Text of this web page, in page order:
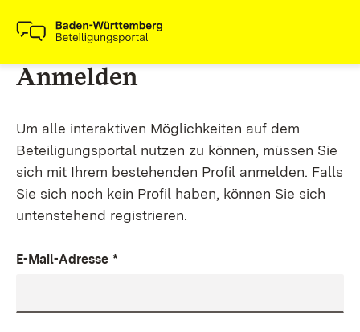
Anmelden
Um alle interaktiven Möglichkeiten auf dem
Beteiligungsportal nutzen zu können, müssen Sie
sich mit Ihrem bestehenden Profil anmelden. Falls
Sie sich noch kein Profil haben, können Sie sich
untenstehend registrieren.
E-Mail-Adresse *